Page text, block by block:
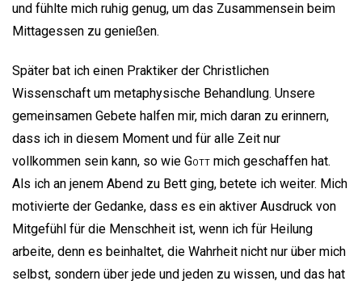
und fühlte mich ruhig genug, um das Zusammensein beim
Mittagessen zu genießen.
Später bat ich einen Praktiker der Christlichen
Wissenschaft um metaphysische Behandlung. Unsere
gemeinsamen Gebete halfen mir, mich daran zu erinnern,
dass ich in diesem Moment und für alle Zeit nur
vollkommen sein kann, so wie Gott mich geschaffen hat.
Als ich an jenem Abend zu Bett ging, betete ich weiter. Mich
motivierte der Gedanke, dass es ein aktiver Ausdruck von
Mitgefühl für die Menschheit ist, wenn ich für Heilung
arbeite, denn es beinhaltet, die Wahrheit nicht nur über mich
selbst, sondern über jede und jeden zu wissen, und das hat